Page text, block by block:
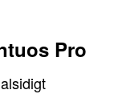
Pro